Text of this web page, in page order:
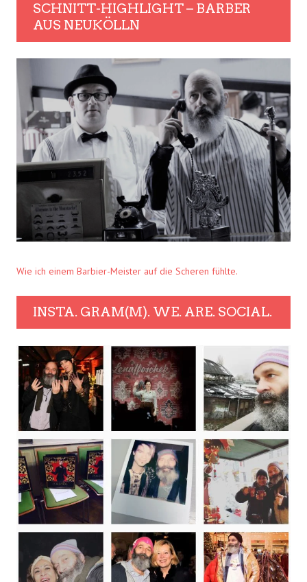
SCHNITT-HIGHLIGHT – BARBER
AUS NEUKÖLLN
Wie ich einem Barbier-Meister auf die Scheren fühlte.
INSTA. GRAM(M). WE. ARE. SOCIAL.